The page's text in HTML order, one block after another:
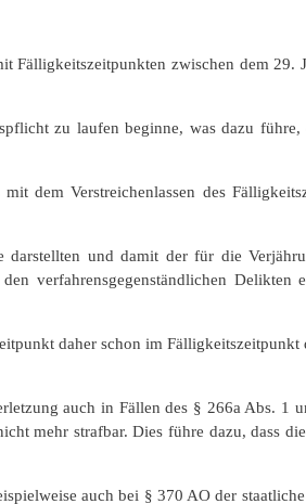
Fälligkeitszeitpunkten zwischen dem 29.
zu laufen beginne, was dazu führe,
dem Verstreichenlassen des
und damit der für die
verfahrensgegenständlichen Delikten
daher schon im Fälligkeitszeitpunkt
auch in Fällen des § 266a Abs. 1
mehr strafbar. Dies führe dazu, dass
auch bei § 370 AO der staatliche